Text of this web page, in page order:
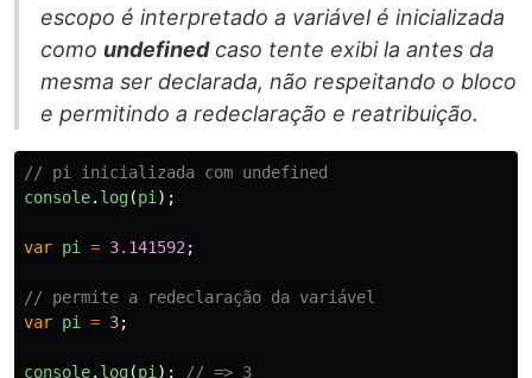
escopo é interpretado a variável é inicializada
como undefinedcaso tente exibi la antes da
mesma ser declarada, não respeitando o bloco
e permitindo a redeclaração e reatribuição.
// pi inicializada com undefined
console. log(pi);
var pi = 3.141592;
// permite a redeclaração da variável
var pi = 3;
console. log(pi); // => 3